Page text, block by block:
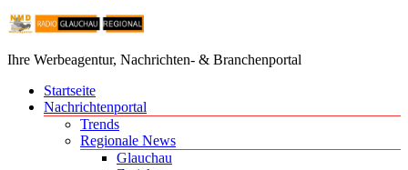
Ihre Werbeagentur, Nachrichten- & Branchenportal
Startseite
Nachrichtenportal
Trends
Regionale News
Glauchau